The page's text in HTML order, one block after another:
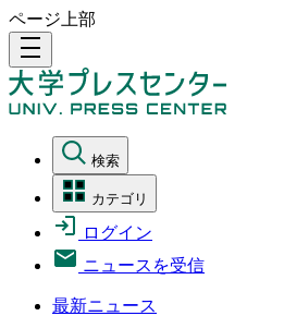
ページ上部
density_medium
検索
カテゴリ
ログイン
ニュースを受信
最新ニュース